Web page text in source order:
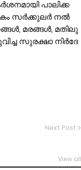
പാ​ലി​ക്ക​
സ​ർ​ക്കു​ല​ർ ന​ൽ​
മ​ര​ങ്ങ​ൾ, മ​തി​ലു​
സു​ര​ക്ഷാ നി​ർ​ദേ​
Next Post
View all